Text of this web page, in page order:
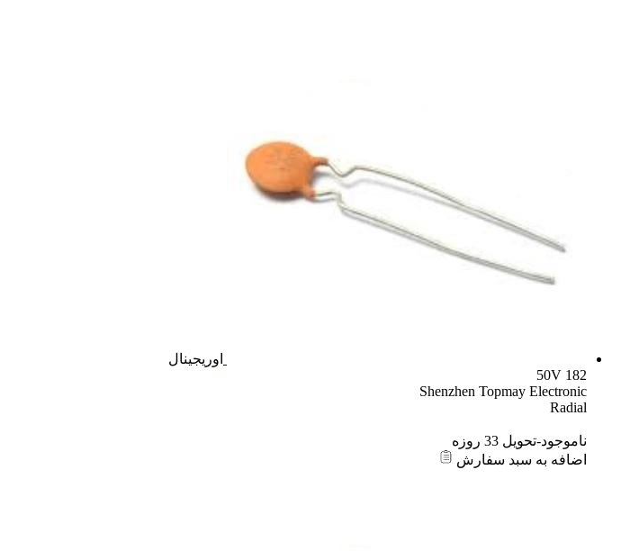
اوریجینال
182 50V
Shenzhen Topmay Electronic
Radial
ناموجود-تحویل 33 روزه
اضافه به سبد سفارش